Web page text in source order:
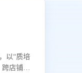
以“质培
跨店铺的